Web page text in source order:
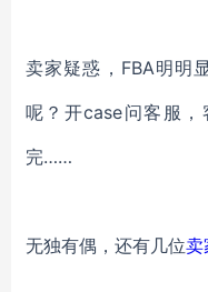
卖家疑惑， FBA明明
呢？开case问客服
完……
无独有偶，还有几位卖